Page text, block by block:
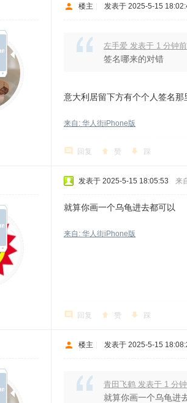
楼主 发表于 2025-5-15
左手爱 发表于 1 分钟前
签名哪来的对错
意大利居留下方有个个人签名
来自: 华人街iPhone版
回复 赞 踩
发表于 2025-5-15 18:05:53 来
就算你画一个乌龟进去都可以
来自: 华人街iPhone版
回复 赞 踩
楼主 发表于 2025-5-15
青田飞鹤 发表于 1 分
就算你画一个乌龟进